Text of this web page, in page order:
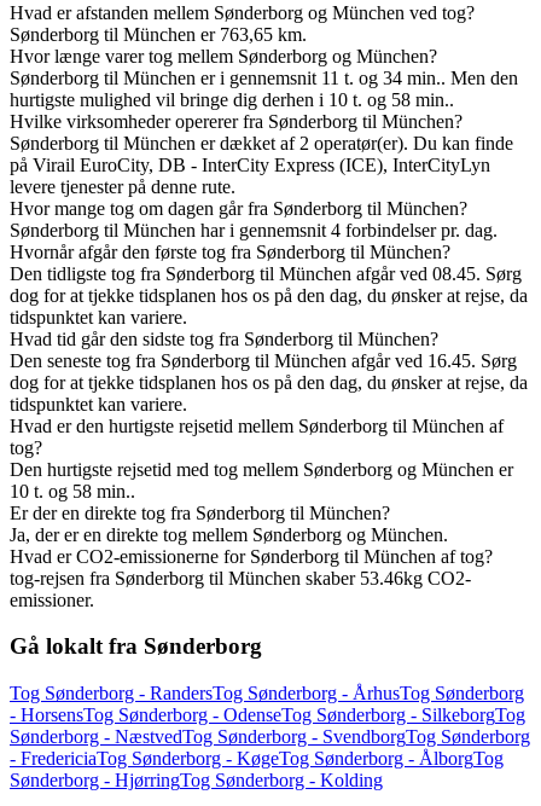
Hvad er afstanden mellem Sønderborg og München ved tog?
Sønderborg til München er 763,65 km.
Hvor længe varer tog mellem Sønderborg og München?
Sønderborg til München er i gennemsnit 11 t. og 34 min.. Men den
hurtigste mulighed vil bringe dig derhen i 10 t. og 58 min..
Hvilke virksomheder opererer fra Sønderborg til München?
Sønderborg til München er dækket af 2 operatør(er). Du kan finde
på Virail EuroCity, DB - InterCity Express (ICE), InterCityLyn
levere tjenester på denne rute.
Hvor mange tog om dagen går fra Sønderborg til München?
Sønderborg til München har i gennemsnit 4 forbindelser pr. dag.
Hvornår afgår den første tog fra Sønderborg til München?
Den tidligste tog fra Sønderborg til München afgår ved 08.45. Sørg
dog for at tjekke tidsplanen hos os på den dag, du ønsker at rejse, da
tidspunktet kan variere.
Hvad tid går den sidste tog fra Sønderborg til München?
Den seneste tog fra Sønderborg til München afgår ved 16.45. Sørg
dog for at tjekke tidsplanen hos os på den dag, du ønsker at rejse, da
tidspunktet kan variere.
Hvad er den hurtigste rejsetid mellem Sønderborg til München af
tog?
Den hurtigste rejsetid med tog mellem Sønderborg og München er
10 t. og 58 min..
Er der en direkte tog fra Sønderborg til München?
Ja, der er en direkte tog mellem Sønderborg og München.
Hvad er CO2-emissionerne for Sønderborg til München af tog?
tog-rejsen fra Sønderborg til München skaber 53.46kg CO2-
emissioner.
Gå lokalt fra Sønderborg
Tog Sønderborg - RandersTog Sønderborg - ÅrhusTog Sønderborg
- HorsensTog Sønderborg - OdenseTog Sønderborg - SilkeborgTog
Sønderborg - NæstvedTog Sønderborg - SvendborgTog Sønderborg
- FredericiaTog Sønderborg - KøgeTog Sønderborg - ÅlborgTog
Sønderborg - HjørringTog Sønderborg - Kolding